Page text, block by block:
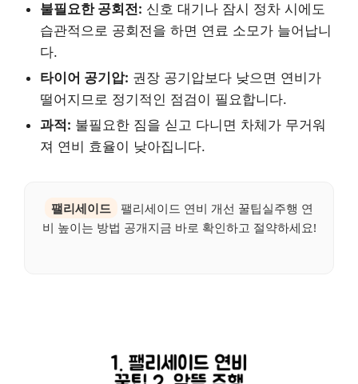
불필요한 공회전: 신호 대기나 잠시 정차 시에도
습관적으로 공회전을 하면 연료 소모가 늘어납니
다.
타이어 공기압: 권장 공기압보다 낮으면 연비가
떨어지므로 정기적인 점검이 필요합니다.
과적: 불필요한 짐을 싣고 다니면 차체가 무거워
져 연비 효율이 낮아집니다.
팰리세이드 팰리세이드 연비 개선 꿀팁실주행 연
비 높이는 방법 공개지금 바로 확인하고 절약하세요!